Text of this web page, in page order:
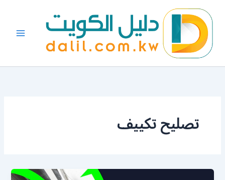
المحتوى
تصليح تكييف